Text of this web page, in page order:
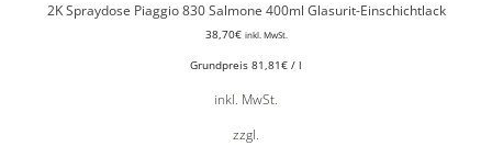
2K Spraydose Piaggio 830 Salmone 400ml Glasurit-Einschichtlack
38,70€ inkl. MwSt.
Grundpreis 81,81€ / l
inkl. MwSt.
zzgl.